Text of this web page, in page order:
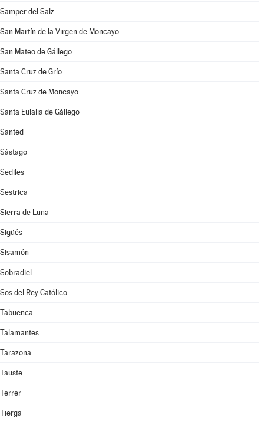
Samper del Salz
San Martín de la Virgen de Moncayo
San Mateo de Gállego
Santa Cruz de Grío
Santa Cruz de Moncayo
Santa Eulalia de Gállego
Santed
Sástago
Sediles
Sestrica
Sierra de Luna
Sigüés
Sisamón
Sobradiel
Sos del Rey Católico
Tabuenca
Talamantes
Tarazona
Tauste
Terrer
Tierga